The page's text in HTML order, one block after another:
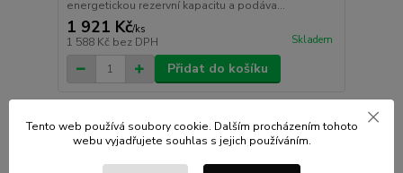
energetickou rezervní kapacitu a podáva...
1 921 Kč/ks
1 588 Kč bez DPH Skladem
Přidat do košíku
Tento web používá soubory cookie. Dalším procházením tohoto
webu vyjadřujete souhlas s jejich používáním.